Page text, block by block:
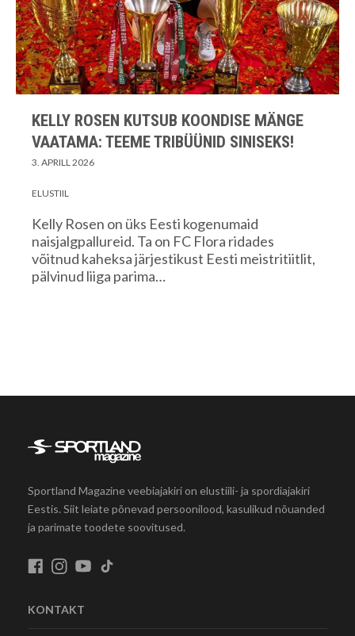
KELLY ROSEN KUTSUB KOONDISE MÄNGE
VAATAMA: TEEME TRIBÜÜNID SINISEKS!
3. APRILL 2026
ELUSTIIL
Kelly Rosen on üks Eesti kogenumaid
naisjalgpallureid. Ta on FC Flora ridades
võitnud kaheksa järjestikust Eesti meistritiitlit,
pälvinud liiga parima…
Sportland Magazine veebiajakiri on elustiili- ja spordiajakiri
Eestis. Siit leiate põnevad persoonilood, kasulikud nõuanded
ja parimate toodete soovitused.
KONTAKT